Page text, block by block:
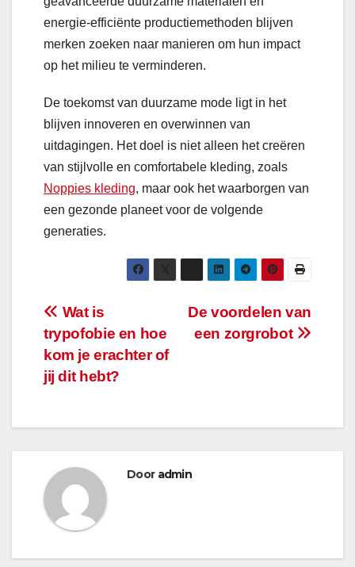
energie-efficiënte productiemethoden blijven
merken zoeken naar manieren om hun impact
op het milieu te verminderen.
De toekomst van duurzame mode ligt in het
blijven innoveren en overwinnen van
uitdagingen. Het doel is niet alleen het creëren
van stijlvolle en comfortabele kleding, zoals
Noppies kleding, maar ook het waarborgen van
een gezonde planeet voor de volgende
generaties.
Bericht
navigatie
De voordelen van
een zorgrobot
Wat is
trypofobie en hoe
kom je erachter of
jij dit hebt?
Door admin